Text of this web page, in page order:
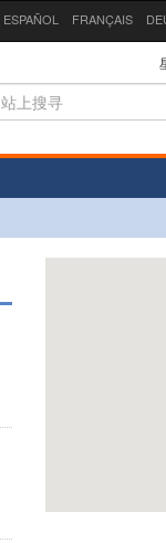
ESPAÑOL FRANÇAIS